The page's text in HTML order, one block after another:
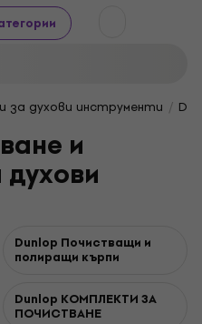
за духови инструменти
и
Dunlop Почистващи и
полиращи кърпи
Dunlop КОМПЛЕКТИ ЗА
ПОЧИСТВАНЕ